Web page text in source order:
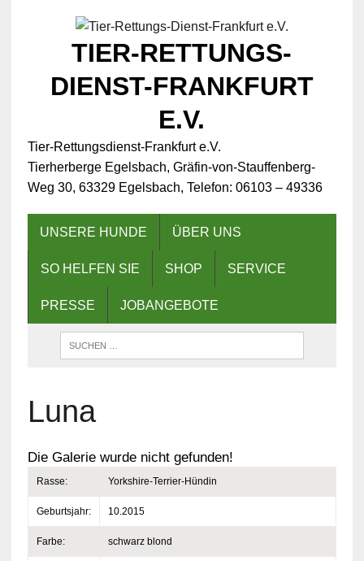
TIER-RETTUNGS-
DIENST-FRANKFURT
E.V.
Tier-Rettungsdienst-Frankfurt e.V.
Tierherberge Egelsbach, Gräfin-von-Stauffenberg-
Weg 30, 63329 Egelsbach, Telefon: 06103 – 49336
UNSERE HUNDE ÜBER UNS
SO HELFEN SIE SHOP SERVICE
PRESSE JOBANGEBOTE
Luna
Die Galerie wurde nicht gefunden!
Rasse: Yorkshire-Terrier-Hündin
Geburtsjahr: 10.2015
Farbe: schwarz blond